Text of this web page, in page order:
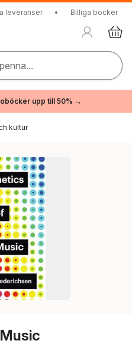
leveranser • Billiga böcker
upp till 50% →
kultur